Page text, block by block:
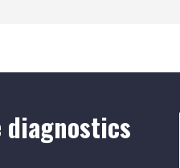
diagnostics